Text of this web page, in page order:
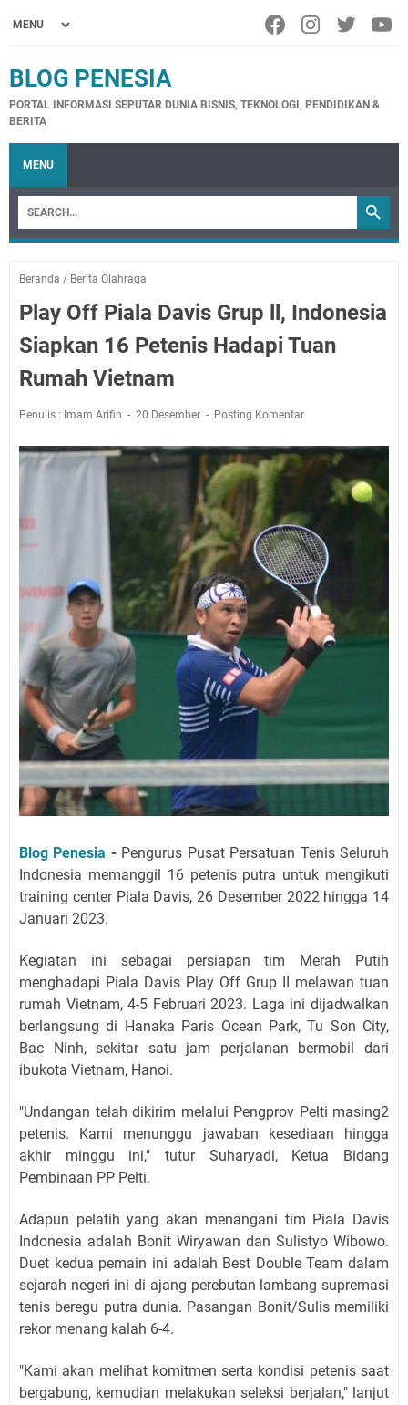
BLOG PENESIA
PORTAL INFORMASI SEPUTAR DUNIA BISNIS, TEKNOLOGI, PENDIDIKAN &
BERITA
MENU
Beranda / Berita Olahraga
Play Off Piala Davis Grup ll, Indonesia
Siapkan 16 Petenis Hadapi Tuan
Rumah Vietnam
Penulis : Imam Arifin 20 Desember Posting Komentar
Blog Penesia -Pengurus Pusat Persatuan Tenis Seluruh
Indonesia memanggil 16 petenis putra untuk mengikuti
training center Piala Davis, 26 Desember 2022 hingga 14
Januari 2023.
Kegiatan ini sebagai persiapan tim Merah Putih
menghadapi Piala Davis Play Off Grup II melawan tuan
rumah Vietnam, 4-5 Februari 2023. Laga ini dijadwalkan
berlangsung di Hanaka Paris Ocean Park, Tu Son City,
Bac Ninh, sekitar satu jam perjalanan bermobil dari
ibukota Vietnam, Hanoi.
"Undangan telah dikirim melalui Pengprov Pelti masing2
petenis. Kami menunggu jawaban kesediaan hingga
akhir minggu ini," tutur Suharyadi, Ketua Bidang
Pembinaan PP Pelti.
Adapun pelatih yang akan menangani tim Piala Davis
Indonesia adalah Bonit Wiryawan dan Sulistyo Wibowo.
Duet kedua pemain ini adalah Best Double Team dalam
sejarah negeri ini di ajang perebutan lambang supremasi
tenis beregu putra dunia. Pasangan Bonit/Sulis memiliki
rekor menang kalah 6-4.
"Kami akan melihat komitmen serta kondisi petenis saat
bergabung, kemudian melakukan seleksi berjalan," lanjut